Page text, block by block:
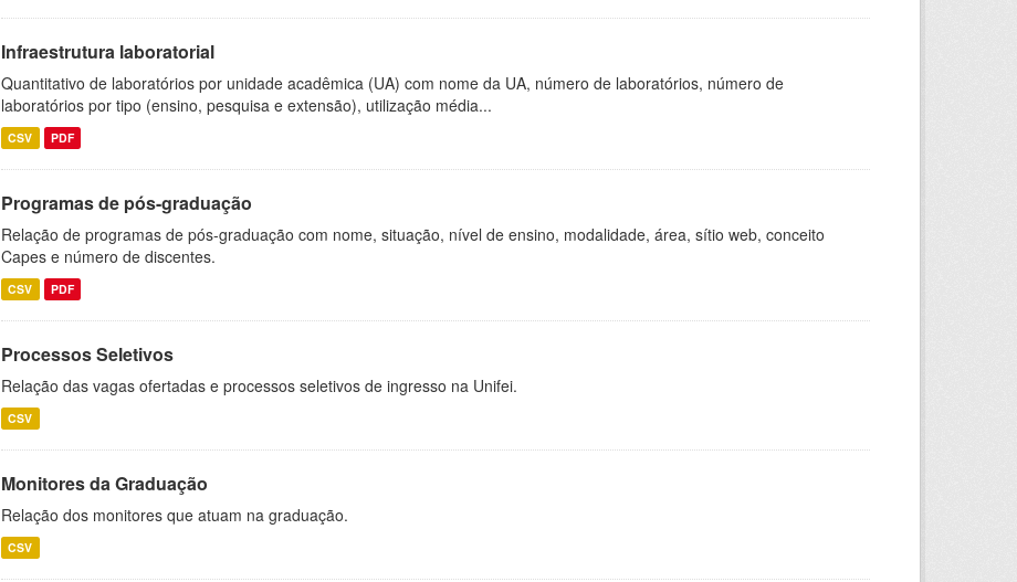
Infraestrutura laboratorial
Quantitativo de laboratórios por unidade acadêmica (UA) com nome da UA, número de laboratórios, número de
laboratórios por tipo (ensino, pesquisa e extensão), utilização média...
CSV PDF
Programas de pós-graduação
Relação de programas de pós-graduação com nome, situação, nível de ensino, modalidade, área, sítio web, conceito
Capes e número de discentes.
CSV PDF
Processos Seletivos
Relação das vagas ofertadas e processos seletivos de ingresso na Unifei.
CSV
Monitores da Graduação
Relação dos monitores que atuam na graduação.
CSV